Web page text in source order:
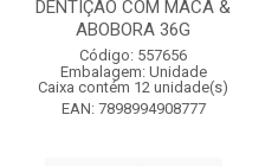
DENTIÇÃO COM MACA &
ABOBORA 36G
Código: 557656
Embalagem: Unidade
Caixa contém 12 unidade(s)
EAN: 7898994908777